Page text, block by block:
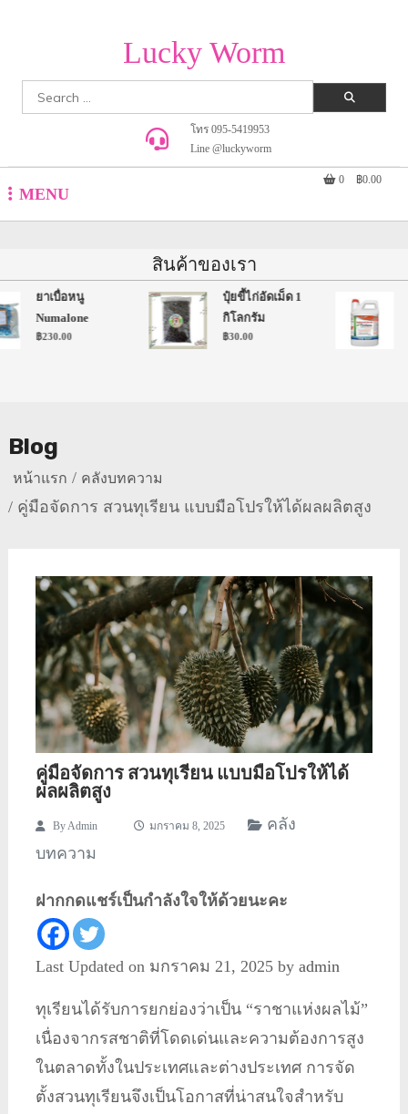
Lucky Worm
Search
โทร 095-5419953
Line @luckyworm
MENU
0 ฿0.00
สินค้าของเรา
ยาเบื่อหนู
Numalone
230.00
ปุ๋ยขี้ไก่อัดเม็ด 1
กิโลกรัม
30.00
Blog
หน้าแรก คลังบทความ
คู่มือจัดการ สวนทุเรียน แบบมือโปรให้ได้ผลผลิตสูง
คู่มือจัดการ สวนทุเรียน แบบมือโปรให้ได้
ผลผลิตสูง
ByAdmin มกราคม 8, 2025
คลัง
บทความ
ฝากกดแชร์เป็นกำลังใจให้ด้วยนะคะ
Last Updated on มกราคม 21, 2025 by admin
ทุเรียนได้รับการยกย่องว่าเป็น “ราชาแห่งผลไม้”
เนื่องจากรสชาติที่โดดเด่นและความต้องการสูง
ในตลาดทั้งในประเทศและต่างประเทศ การจัด
ตั้งสวนทุเรียนจึงเป็นโอกาสที่น่าสนใจสำหรับ